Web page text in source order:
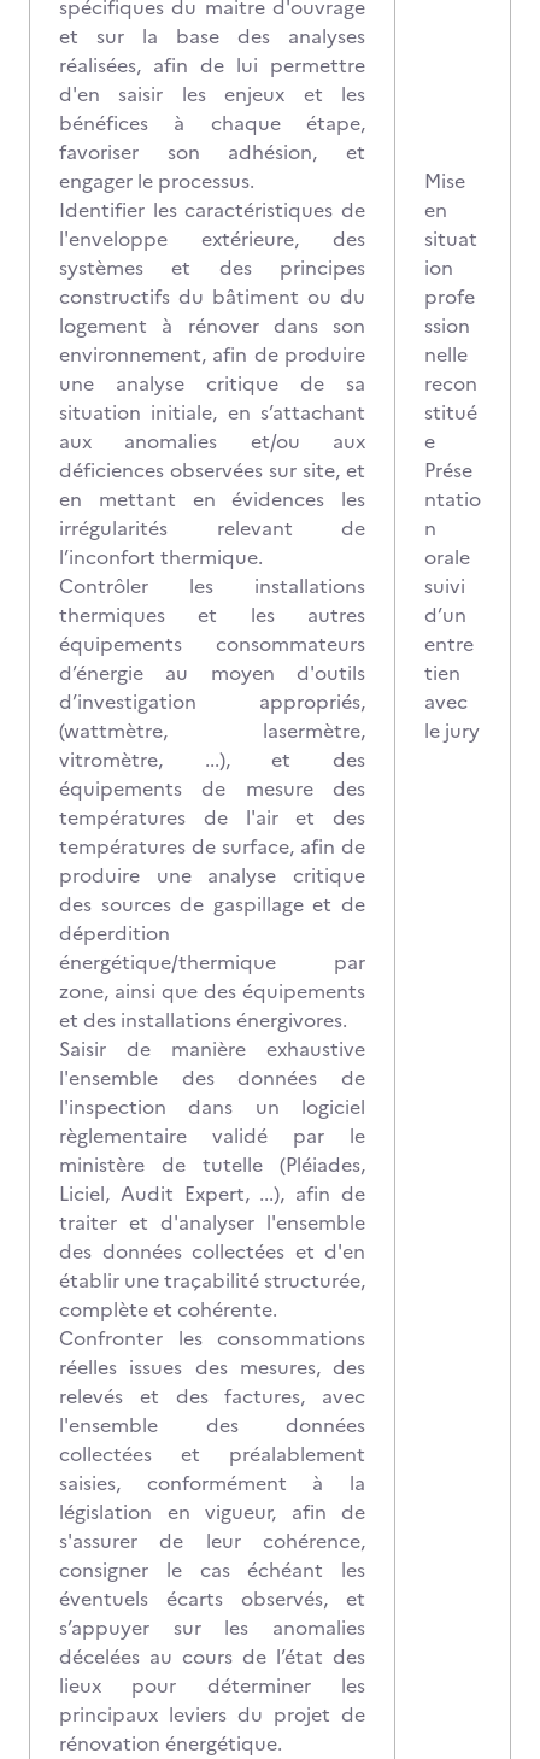
spécifiques du maitre d'ouvrage
et sur la base des analyses
réalisées, afin de lui permettre
d'en saisir les enjeux et les
bénéfices à chaque étape,
favoriser son adhésion, et
engager le processus.
Identifier les caractéristiques de
l'enveloppe extérieure, des
systèmes et des principes
constructifs du bâtiment ou du
logement à rénover dans son
environnement, afin de produire
une analyse critique de sa
situation initiale, en s’attachant
aux anomalies et/ou aux
déficiences observées sur site, et
en mettant en évidences les
irrégularités relevant de
l’inconfort thermique.
Contrôler les installations
thermiques et les autres
équipements consommateurs
d’énergie au moyen d'outils
d’investigation appropriés,
(wattmètre, lasermètre,
vitromètre, ...), et des
équipements de mesure des
températures de l'air et des
températures de surface, afin de
produire une analyse critique
des sources de gaspillage et de
déperdition
énergétique/thermique par
zone, ainsi que des équipements
et des installations énergivores.
Saisir de manière exhaustive
l'ensemble des données de
l'inspection dans un logiciel
règlementaire validé par le
ministère de tutelle (Pléiades,
Liciel, Audit Expert, ...), afin de
traiter et d'analyser l'ensemble
des données collectées et d'en
établir une traçabilité structurée,
complète et cohérente.
Confronter les consommations
réelles issues des mesures, des
relevés et des factures, avec
l'ensemble des données
collectées et préalablement
saisies, conformément à la
législation en vigueur, afin de
s'assurer de leur cohérence,
consigner le cas échéant les
éventuels écarts observés, et
s’appuyer sur les anomalies
décelées au cours de l’état des
lieux pour déterminer les
principaux leviers du projet de
rénovation énergétique.
Mise
en
situat
ion
profe
ssion
nelle
recon
stitué
e
Prése
ntatio
n
orale
suivi
d’un
entre
tien
avec
le jury